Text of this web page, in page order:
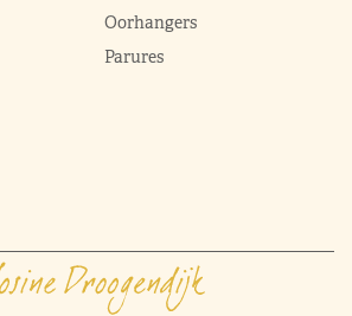
Oorhangers
Parures